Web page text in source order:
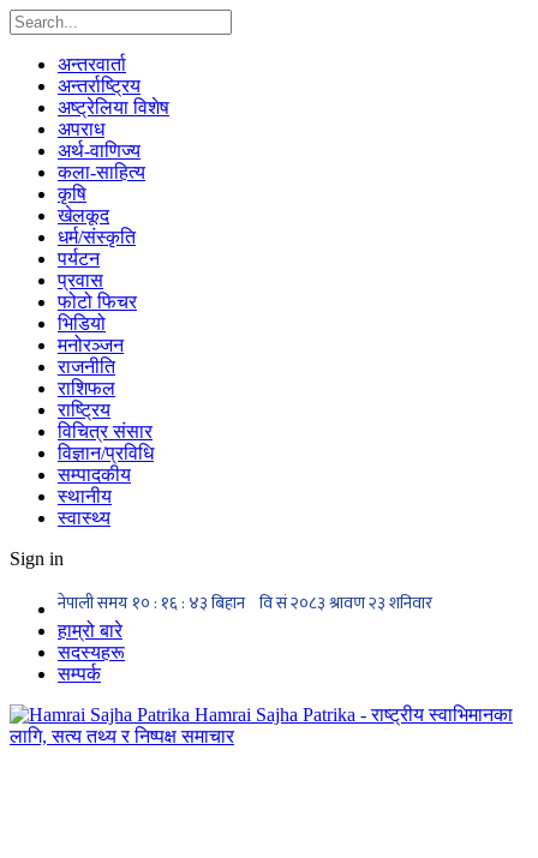
अन्तरवार्ता
अन्तर्राष्ट्रिय
अष्ट्रेलिया विशेष
अपराध
अर्थ-वाणिज्य
कला-साहित्य
कृषि
खेलकूद
धर्म/संस्कृति
पर्यटन
प्रवास
फोटो फिचर
भिडियो
मनोरञ्जन
राजनीति
राशिफल
राष्ट्रिय
विचित्र संसार
विज्ञान/प्रविधि
सम्पादकीय
स्थानीय
स्वास्थ्य
Sign in
हाम्रो बारे
सदस्यहरू
सम्पर्क
Hamrai Sajha Patrika - राष्ट्रीय स्वाभिमानका
लागि, सत्य तथ्य र निष्पक्ष समाचार